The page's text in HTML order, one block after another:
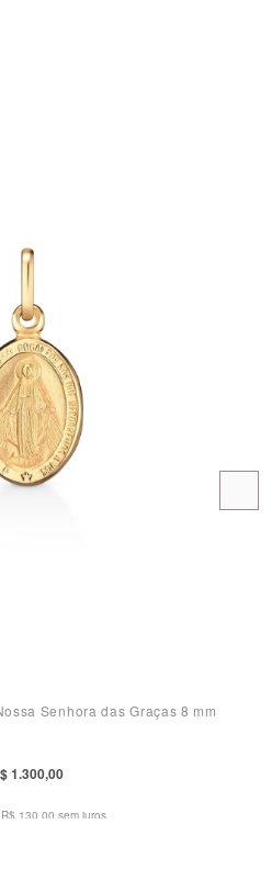
Senhora das Graças 8 mm
1.300,00
R$ 130,00 sem juros